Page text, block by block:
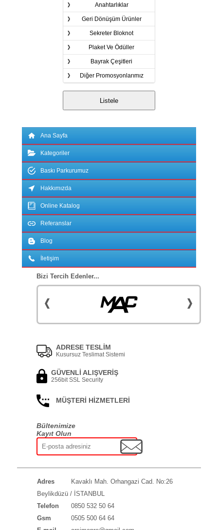
Anahtarlıklar
Geri Dönüşüm Ürünler
Sekreter Bloknot
Plaket Ve Ödüller
Bayrak Çeşitleri
Diğer Promosyonlarımız
Ana Sayfa
Kategoriler
Baskı Parkurumuz
Hakkımızda
Online Katalog
Referanslar
Blog
İletişim
Bizi Tercih Edenler...
ADRESE TESLİM
Kusursuz Teslimat Sistemi
GÜVENLİ ALIŞVERİŞ
256bit SSL Security
MÜŞTERİ HİZMETLERİ
Bültenimize
Kayıt Olun
Adres
Kavaklı Mah. Orhangazi Cad. No:26
Beylikdüzü / İSTANBUL
Telefon
0850 532 50 64
Gsm
0505 500 64 64